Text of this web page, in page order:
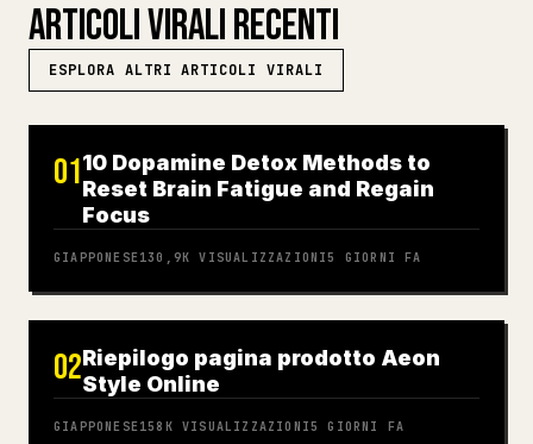
ARTICOLI VIRALI RECENTI
ESPLORA ALTRI ARTICOLI VIRALI
0110 Dopamine Detox Methods to
Reset Brain Fatigue and Regain
Focus
GIAPPONESE 130,9K VISUALIZZAZIONI5 GIORNI FA
02Riepilogo pagina prodotto Aeon
Style Online
GIAPPONESE 158K VISUALIZZAZIONI5 GIORNI FA